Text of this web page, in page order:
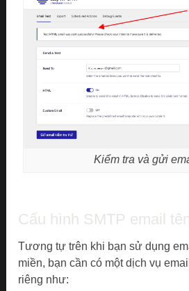
Kiểm tra và gửi
Cấu hình SMTP email
Tương tự trên khi bạn sử dụng
miền, bạn cần có một dịch vụ
riêng như: